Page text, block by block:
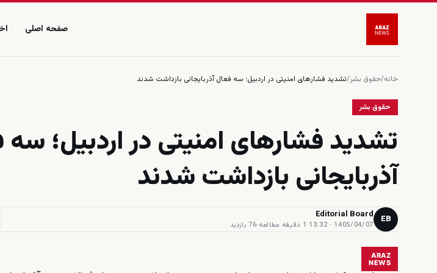
صفحه اصلی
خانه/حقوق بشر/تشدید فشارهای امنیتی در اردبیل؛ سه فعال آذربایجانی بازداشت شدند
حقوق بشر
تشدید فشارهای امنیتی در اردبیل؛
آذربایجانی بازداشت شدند
EB
Editorial Board
1405/04/07 · 13:32
·1 دقیقه مطالعه ·76 بازدید
ARAZ
NEWS